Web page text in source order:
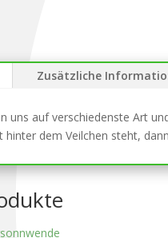
Zusätzliche
uns auf verschiedenste Art
dem Veilchen steht,